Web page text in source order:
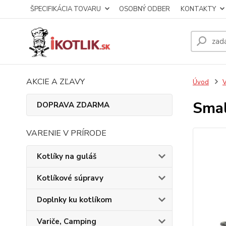
ŠPECIFIKÁCIA TOVARU OSOBNÝ ODBER KONTAKTY
AKCIE A ZĽAVY
DOPRAVA ZDARMA
VARENIE V PRÍRODE
Kotlíky na guláš
Kotlíkové súpravy
Doplnky ku kotlíkom
Variče, Camping
Úvod